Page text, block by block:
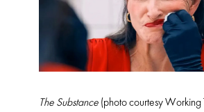
The Substance (photo courtesy Working